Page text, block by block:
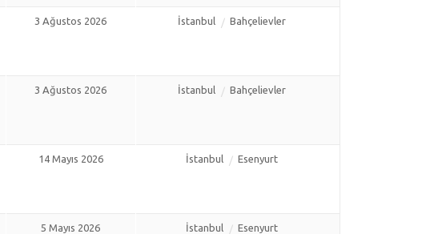
3 Ağustos 2026 İstanbul Bahçelievler
3 Ağustos 2026 İstanbul Bahçelievler
14 Mayıs 2026 İstanbul Esenyurt
5 Mayıs 2026 İstanbul Esenyurt